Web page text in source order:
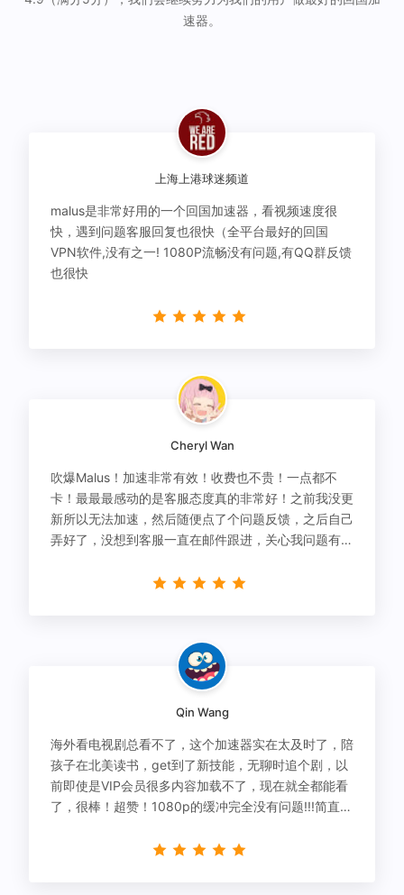
速器。
上海上港球迷频道
malus是非常好用的一个回国加速器，看视频速度很
快，遇到问题客服回复也很快（全平台最好的回国
VPN软件,没有之一! 1080P流畅没有问题,有QQ群反馈
也很快
Cheryl Wan
吹爆Malus！加速非常有效！收费也不贵！一点都不
卡！最最最感动的是客服态度真的非常好！之前我没更
新所以无法加速，然后随便点了个问题反馈，之后自己
弄好了，没想到客服一直在邮件跟进，关心我问题有没
Qin Wang
海外看电视剧总看不了，这个加速器实在太及时了，陪
孩子在北美读书，get到了新技能，无聊时追个剧，以
前即使是VIP会员很多内容加载不了，现在就全都能看
了，很棒！超赞！1080p的缓冲完全没有问题!!!简直救